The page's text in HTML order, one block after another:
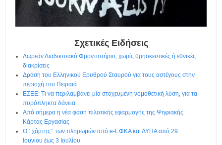
Σχετικές Ειδήσεις
Δωρεάν Διαδικτυακό Φροντιστήριο, χωρίς θρησκευτικές ή εθνικές
διακρίσεις
Δράση του Ελληνικού Ερυθρού Σταυρού για τους αστέγους στην
περιοχή του Πειραιά
ΕΣΕΕ: Τι να περιλαμβάνει μία στοχευμένη νομοθετική λύση, για τα
πυρόπληκτα δάνεια
Από σήμερα η νέα φάση πιλοτικής εφαρμογής της Ψηφιακής
Κάρτας Εργασίας
Ο ‘’χάρτης’’ των πληρωμών από e-ΕΦΚΑ και ΔΥΠΑ από 29
Ιουνίου έως 3 Ιουλίου